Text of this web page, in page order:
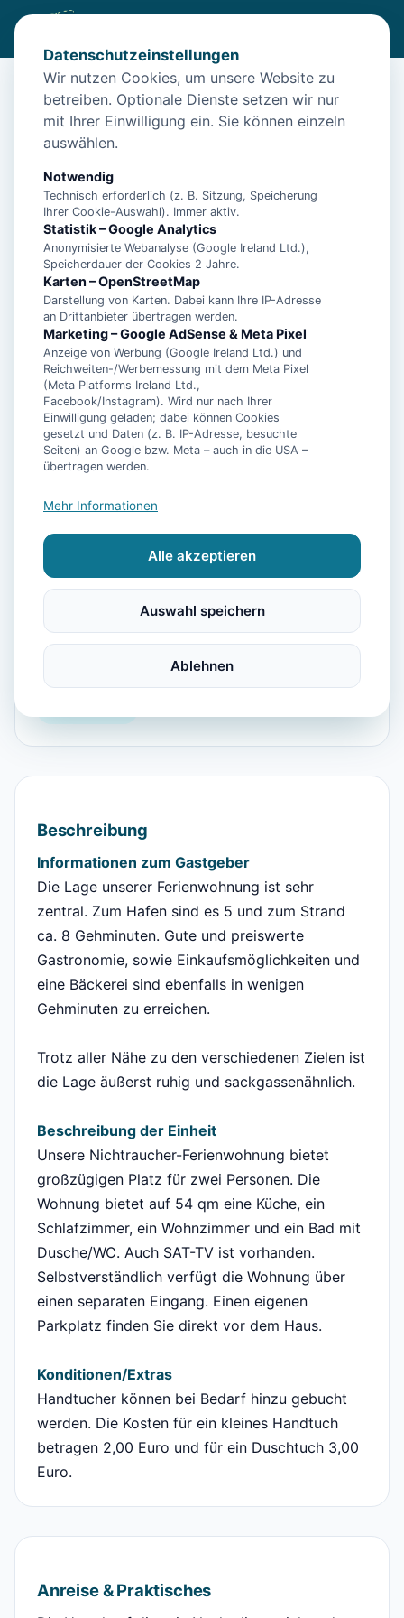
/Unterkünfte /Neuharlingersiel/
Abken, Uwe "Haus Kap Horn" - Ferienwohnung Kleine Krabbe -
15136
Abken, Uwe "Haus Kap Horn" -
Ferienwohnung Kleine Krabbe -
15136
26427 Neuharlingersiel
📷6Bilder
Beschreibung
Informationen zum Gastgeber
Die Lage unserer Ferienwohnung ist sehr
zentral. Zum Hafen sind es 5 und zum Strand
ca. 8 Gehminuten. Gute und preiswerte
Gastronomie, sowie Einkaufsmöglichkeiten und
eine Bäckerei sind ebenfalls in wenigen
Gehminuten zu erreichen.
Trotz aller Nähe zu den verschiedenen Zielen ist
die Lage äußerst ruhig und sackgassenähnlich.
Beschreibung der Einheit
Unsere Nichtraucher-Ferienwohnung bietet
großzügigen Platz für zwei Personen. Die
Wohnung bietet auf 54 qm eine Küche, ein
Schlafzimmer, ein Wohnzimmer und ein Bad mit
Dusche/WC. Auch SAT-TV ist vorhanden.
Selbstverständlich verfügt die Wohnung über
einen separaten Eingang. Einen eigenen
Parkplatz finden Sie direkt vor dem Haus.
Konditionen/Extras
Handtucher können bei Bedarf hinzu gebucht
werden. Die Kosten für ein kleines Handtuch
betragen 2,00 Euro und für ein Duschtuch 3,00
Euro.
Anreise & Praktisches
Datenschutzeinstellungen
Wir nutzen Cookies, um unsere Website zu
betreiben. Optionale Dienste setzen wir nur
mit Ihrer Einwilligung ein. Sie können einzeln
auswählen.
Notwendig
Technisch erforderlich (z. B. Sitzung, Speicherung
Ihrer Cookie-Auswahl). Immer aktiv.
Statistik – Google Analytics
Anonymisierte Webanalyse (Google Ireland Ltd.),
Speicherdauer der Cookies 2 Jahre.
Karten – OpenStreetMap
Darstellung von Karten. Dabei kann Ihre IP-Adresse
an Drittanbieter übertragen werden.
Marketing – Google AdSense & Meta Pixel
Anzeige von Werbung (Google Ireland Ltd.) und
Reichweiten-/Werbemessung mit dem Meta Pixel
(Meta Platforms Ireland Ltd.,
Facebook/Instagram). Wird nur nach Ihrer
Einwilligung geladen; dabei können Cookies
gesetzt und Daten (z. B. IP-Adresse, besuchte
Seiten) an Google bzw. Meta – auch in die USA –
übertragen werden.
Mehr Informationen
Alle akzeptieren
Auswahl speichern
Ablehnen